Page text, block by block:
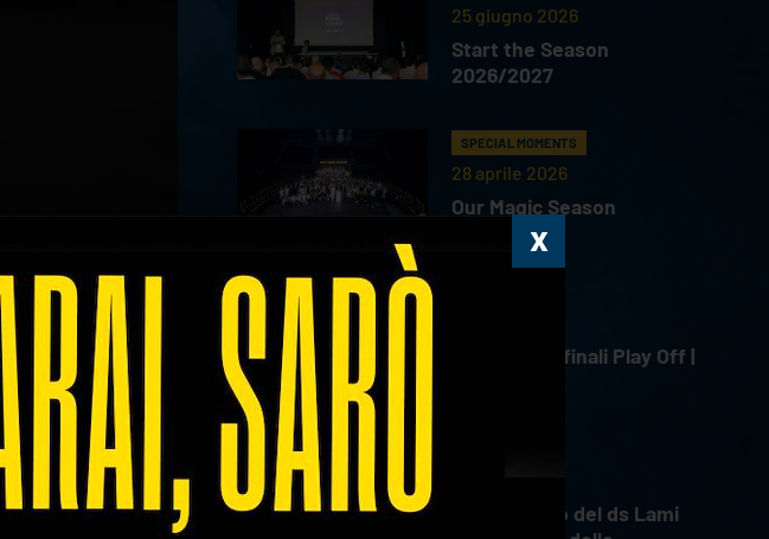
25 giugno 2026
Start the Season
2026/2027
SPECIAL MOMENTS
28 aprile 2026
Our Magic Season
Gara 4 Semifinali Play Off |
Il commento del ds Lami